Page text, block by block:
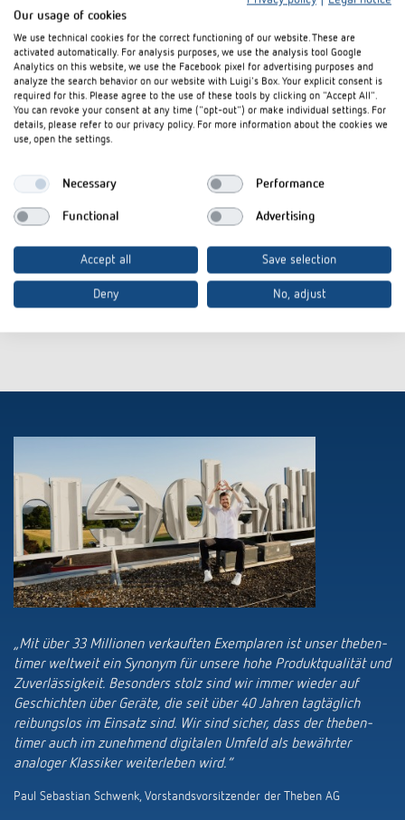
„Mit über 33 Millionen verkauften Exemplaren ist unser theben-
timer weltweit ein Synonym für unsere hohe Produktqualität und
Zuverlässigkeit. Besonders stolz sind wir immer wieder auf
Geschichten über Geräte, die seit über 40 Jahren tagtäglich
reibungslos im Einsatz sind. Wir sind sicher, dass der theben-
timer auch im zunehmend digitalen Umfeld als bewährter
analoger Klassiker weiterleben wird.“
Paul Sebastian Schwenk, Vorstandsvorsitzender der Theben AG
Our usage of cookies
We use technical cookies for the correct functioning of our website. These are
activated automatically. For analysis purposes, we use the analysis tool Google
Analytics on this website, we use the Facebook pixel for advertising purposes and
analyze the search behavior on our website with Luigi's Box. Your explicit consent is
required for this. Please agree to the use of these tools by clicking on "Accept All".
You can revoke your consent at any time ("opt-out") or make individual settings. For
details, please refer to our privacy policy. For more information about the cookies we
use, open the settings.
Necessary Performance
Functional Advertising
Accept all Save selection
Deny No, adjust